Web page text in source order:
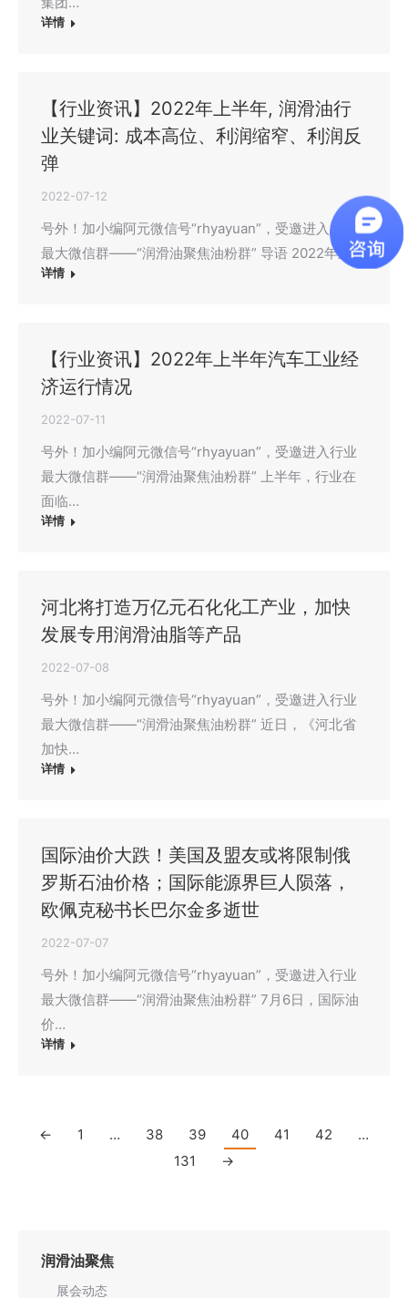
详情
【行业资讯】2022年上半年, 润滑油行
业关键词: 成本高位、利润缩窄、利润反
弹
2022-07-12
号外！加小编阿元微信号“rhyayuan”，受邀进入行业
最大微信群——“润滑油聚焦油粉群” 导语 2022年上…
详情
【行业资讯】2022年上半年汽车工业经
济运行情况
2022-07-11
号外！加小编阿元微信号“rhyayuan”，受邀进入行业
最大微信群——“润滑油聚焦油粉群” 上半年，行业在
面临…
详情
河北将打造万亿元石化化工产业，加快
发展专用润滑油脂等产品
2022-07-08
号外！加小编阿元微信号“rhyayuan”，受邀进入行业
最大微信群——“润滑油聚焦油粉群” 近日，《河北省
加快…
详情
国际油价大跌！美国及盟友或将限制俄
罗斯石油价格；国际能源界巨人陨落，
欧佩克秘书长巴尔金多逝世
2022-07-07
号外！加小编阿元微信号“rhyayuan”，受邀进入行业
最大微信群——“润滑油聚焦油粉群” 7月6日，国际油
价…
详情
← 1 … 38 39 40 41 42
…
131
→
润滑油聚焦
展会动态